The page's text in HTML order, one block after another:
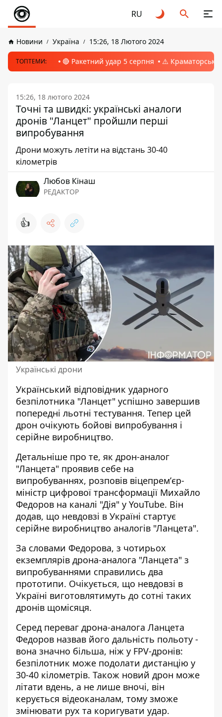
RU
Новини Україна 15:26, 18 Лютого 2024
ТОПТЕМИ: 🔴 Ракетний удар 5 серпня ⚠️ Краматорськ,
15:26, 18 лютого 2024
Точні та швидкі: українські аналоги
дронів "Ланцет" пройшли перші
випробування
Дрони можуть летіти на відстань 30-40
кілометрів
Любов Кінаш
РЕДАКТОР
👍
Українські дрони
Український відповідник ударного
безпілотника "Ланцет" успішно завершив
попередні льотні тестування. Тепер цей
дрон очікують бойові випробування і
серійне виробництво.
Детальніше про те, як дрон-аналог
"Ланцета" проявив себе на
випробуваннях, розповів віцепремʼєр-
міністр цифрової трансформації Михайло
Федоров на каналі "Дія" у YouTube. Він
додав, що невдовзі в Україні стартує
серійне виробництво аналогів "Ланцета".
За словами Федорова, з чотирьох
екземплярів дрона-аналога "Ланцета" з
випробуваннями справились два
прототипи. Очікується, що невдовзі в
Україні виготовлятимуть до сотні таких
дронів щомісяця.
Серед переваг дрона-аналога Ланцета
Федоров назвав його дальність польоту -
вона значно більша, ніж у FPV-дронів:
безпілотник може подолати дистанцію у
30-40 кілометрів. Також новий дрон може
літати вдень, а не лише вночі, він
керується відеоканалам, тому зможе
змінювати рух та коригувати удар.